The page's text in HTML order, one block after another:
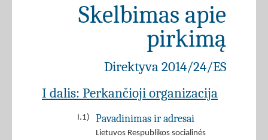
Skelbimas apie
pirkimą
Direktyva 2014/24/ES
I dalis: Perkančioji organizacija
I.1) Pavadinimas ir adresai
Lietuvos Respublikos socialinės